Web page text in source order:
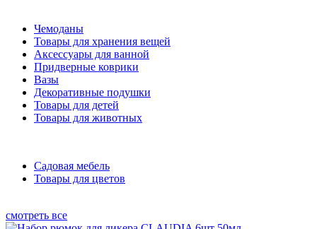
Чемоданы
Товары для хранения вещей
Аксессуары для ванной
Придверные коврики
Вазы
Декоративные подушки
Товары для детей
Товары для животных
Садовая мебель
Товары для цветов
смотреть все